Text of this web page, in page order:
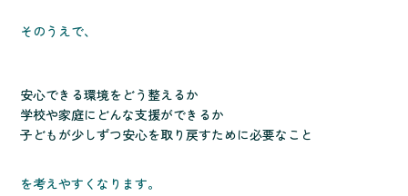
そのうえで、
安心できる環境をどう整えるか
学校や家庭にどんな支援ができるか
子どもが少しずつ安心を取り戻すために必要なこと
を考えやすくなります。